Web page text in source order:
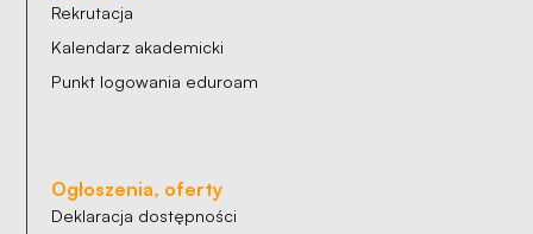
Rekrutacja
Kalendarz akademicki
Punkt logowania eduroam
Ogłoszenia, oferty
Deklaracja dostępności